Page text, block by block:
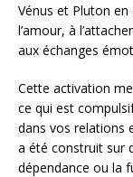
Vénus et Pluton
l’amour, à
aux échanges
Cette activation
ce qui est
dans vos relations
a été construit sur
dépendance ou la